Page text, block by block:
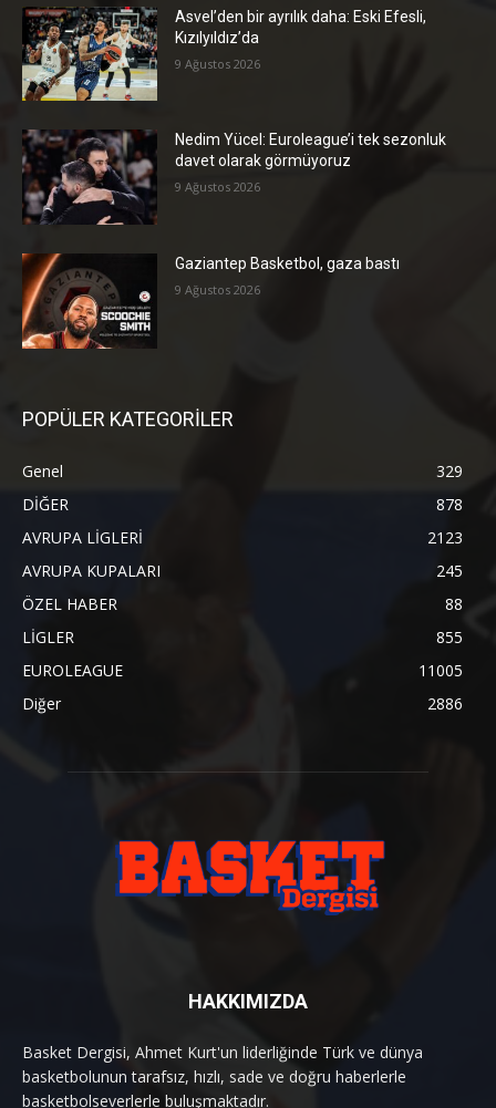
Asvel’den bir ayrılık daha: Eski Efesli,
Kızılyıldız’da
9 Ağustos 2026
Nedim Yücel: Euroleague’i tek sezonluk
davet olarak görmüyoruz
9 Ağustos 2026
Gaziantep Basketbol, gaza bastı
9 Ağustos 2026
POPÜLER KATEGORİLER
Genel
329
DİĞER
878
AVRUPA LİGLERİ
2123
AVRUPA KUPALARI
245
ÖZEL HABER
88
LİGLER
855
EUROLEAGUE
11005
Diğer
2886
HAKKIMIZDA
Basket Dergisi, Ahmet Kurt'un liderliğinde Türk ve dünya
basketbolunun tarafsız, hızlı, sade ve doğru haberlerle
basketbolseverlerle buluşmaktadır.